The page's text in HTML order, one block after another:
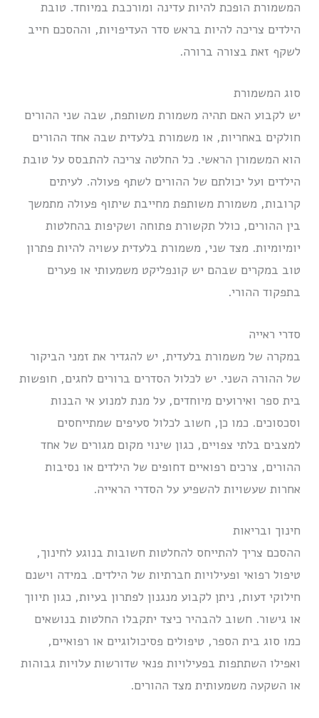
המשמורת הופכת להיות עדינה ומורכבת במיוחד. טובת
הילדים צריכה להיות בראש סדר העדיפויות, וההסכם חייב
לשקף זאת בצורה ברורה.
סוג המשמורת
יש לקבוע האם תהיה משמורת משותפת, שבה שני ההורים
חולקים באחריות, או משמורת בלעדית שבה אחד ההורים
הוא המשמורן הראשי. כל החלטה צריכה להתבסס על טובת
הילדים ועל יכולתם של ההורים לשתף פעולה. לעיתים
קרובות, משמורת משותפת מחייבת שיתוף פעולה מתמשך
בין ההורים, כולל תקשורת פתוחה ושקיפות בהחלטות
יומיומיות. מצד שני, משמורת בלעדית עשויה להיות פתרון
טוב במקרים שבהם יש קונפליקט משמעותי או פערים
בתפקוד ההורי.
סדרי ראייה
במקרה של משמורת בלעדית, יש להגדיר את זמני הביקור
של ההורה השני. יש לכלול הסדרים ברורים לחגים, חופשות
בית ספר ואירועים מיוחדים, על מנת למנוע אי הבנות
וסכסוכים. כמו כן, חשוב לכלול סעיפים שמתייחסים
למצבים בלתי צפויים, כגון שינוי מקום מגורים של אחד
ההורים, צרכים רפואיים דחופים של הילדים או נסיבות
אחרות שעשויות להשפיע על הסדרי הראייה.
חינוך ובריאות
ההסכם צריך להתייחס להחלטות חשובות בנוגע לחינוך,
טיפול רפואי ופעילויות חברתיות של הילדים. במידה וישנם
חילוקי דעות, ניתן לקבוע מנגנון לפתרון בעיות, כגון תיווך
או גישור. חשוב להבהיר כיצד יתקבלו החלטות בנושאים
כמו סוג בית הספר, טיפולים פסיכולוגיים או רפואיים,
ואפילו השתתפות בפעילויות פנאי שדורשות עלויות גבוהות
או השקעה משמעותית מצד ההורים.